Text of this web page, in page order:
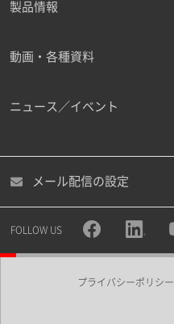
製品情報
動画・各種資料
ニュース／イベント
メール配信の設定
FOLLOW US
プライバシーポリシー